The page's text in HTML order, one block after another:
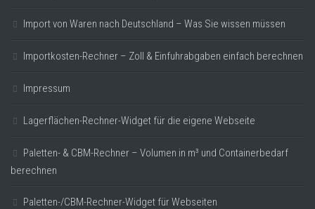
Import von Waren nach Deutschland – Was Sie wissen müssen
Importkosten-Rechner – Zoll & Einfuhrabgaben einfach berechnen
Impressum
Lagerflächen-Rechner-Widget für die eigene Webseite
Paletten- & CBM-Rechner – Volumen in m³ und Containerbedarf
berechnen
Paletten-/CBM-Rechner-Widget für Webseiten